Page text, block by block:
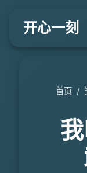
开心一刻
首页 /